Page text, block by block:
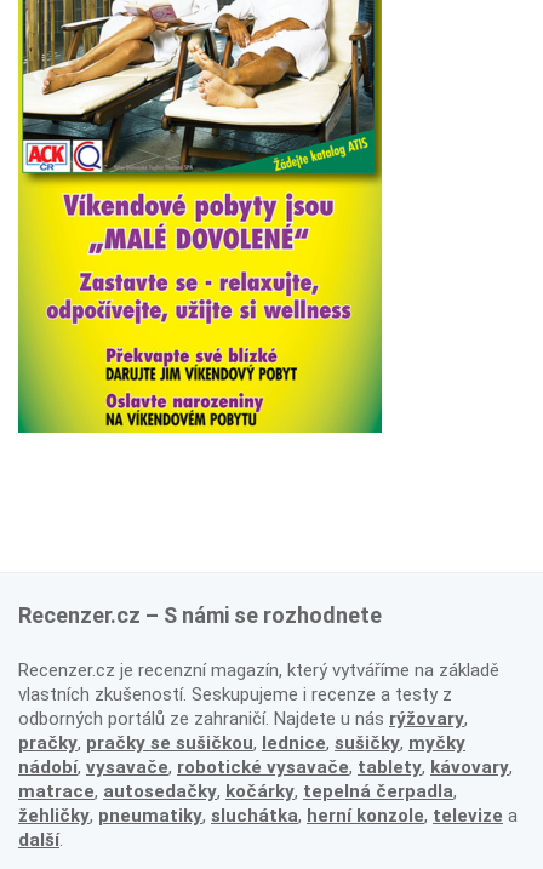
Recenzer.cz – S námi se rozhodnete
Recenzer.cz je recenzní magazín, který vytváříme na základě
vlastních zkušeností. Seskupujeme i recenze a testy z
odborných portálů ze zahraničí. Najdete u nás rýžovary,
pračky, pračky se sušičkou, lednice, sušičky, myčky
nádobí, vysavače, robotické vysavače, tablety, kávovary,
matrace, autosedačky, kočárky, tepelná čerpadla,
žehličky, pneumatiky, sluchátka, herní konzole, televize a
další.